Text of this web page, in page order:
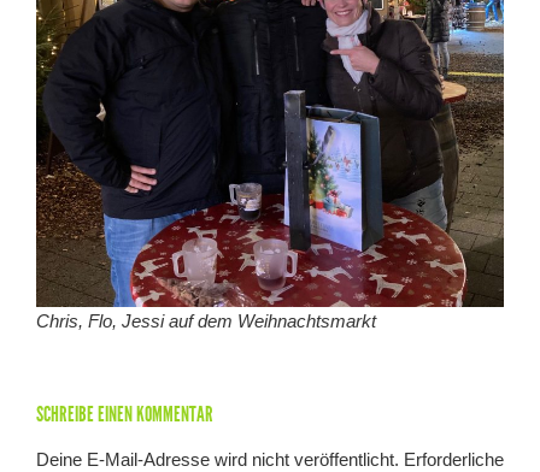
Chris, Flo, Jessi auf dem Weihnachtsmarkt
SCHREIBE EINEN KOMMENTAR
Deine E-Mail-Adresse wird nicht veröffentlicht. Erforderliche